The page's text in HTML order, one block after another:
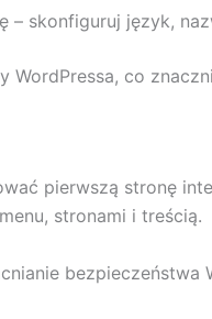
– skonfiguruj język,
co
pierwszą stronę
stronami i treścią.